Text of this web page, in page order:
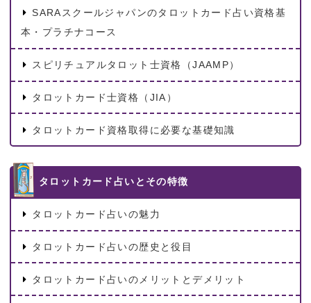
SARAスクールジャパンのタロットカード占い資格基
本・プラチナコース
スピリチュアルタロット士資格（JAAMP）
タロットカード士資格（JIA）
タロットカード資格取得に必要な基礎知識
タロットカード占いとその特徴
タロットカード占いの魅力
タロットカード占いの歴史と役目
タロットカード占いのメリットとデメリット